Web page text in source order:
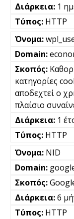
1
HTTP
κατηγορίες
αποδεχτεί ο
πλαίσιο
1
HTTP
NID
6
HTTP